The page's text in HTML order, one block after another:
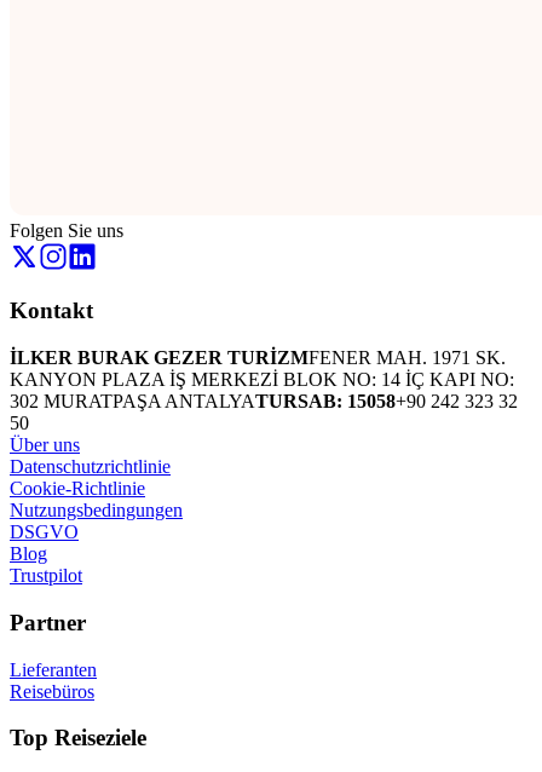
Folgen Sie uns
Kontakt
İLKER BURAK GEZER TURİZMFENER MAH. 1971 SK.
KANYON PLAZA İŞ MERKEZİ BLOK NO: 14 İÇ KAPI NO:
302 MURATPAŞA ANTALYATURSAB: 15058+90 242 323 32
50
Über uns
Datenschutzrichtlinie
Cookie-Richtlinie
Nutzungsbedingungen
DSGVO
Blog
Trustpilot
Partner
Lieferanten
Reisebüros
Top Reiseziele